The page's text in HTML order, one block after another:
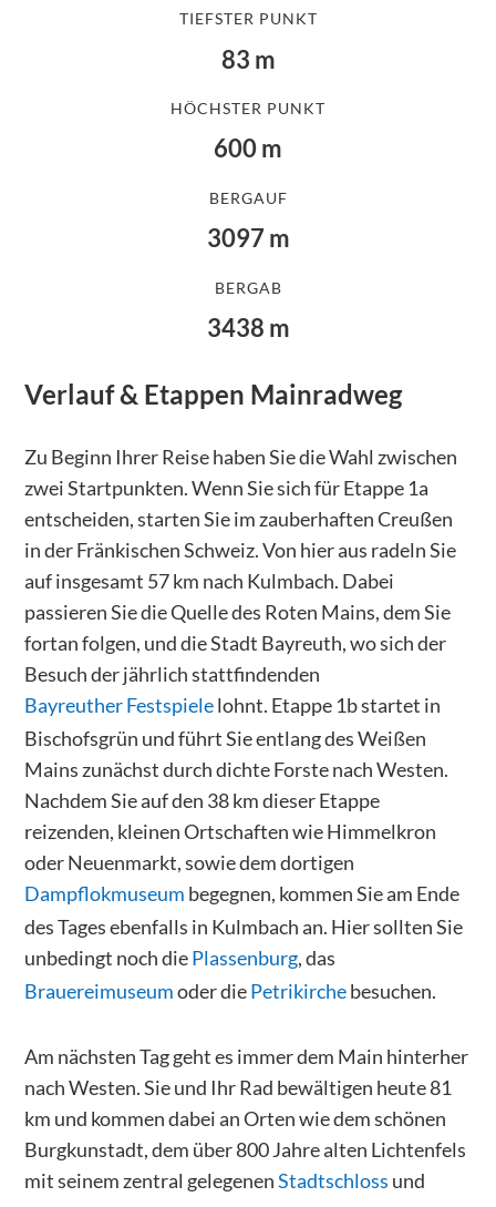
TIEFSTER PUNKT
83 m
HÖCHSTER PUNKT
600m
BERGAUF
3097 m
BERGAB
3438 m
Verlauf & Etappen Mainradweg
Zu Beginn Ihrer Reise haben Sie die Wahl zwischen
zwei Startpunkten. Wenn Sie sich für Etappe 1a
entscheiden, starten Sie im zauberhaften Creußen
in der Fränkischen Schweiz. Von hier aus radeln Sie
auf insgesamt 57 km nach Kulmbach. Dabei
passieren Sie die Quelle des Roten Mains, dem Sie
fortan folgen, und die Stadt Bayreuth, wo sich der
Besuch der jährlich stattfindenden
Bayreuther Festspielelohnt. Etappe 1b startet in
Bischofsgrün und führt Sie entlang des Weißen
Mains zunächst durch dichte Forste nach Westen.
Nachdem Sie auf den 38 km dieser Etappe
reizenden, kleinen Ortschaften wie Himmelkron
oder Neuenmarkt, sowie dem dortigen
Dampflokmuseum begegnen, kommen Sie am Ende
des Tages ebenfalls in Kulmbach an. Hier sollten Sie
unbedingt noch diePlassenburg, das
Brauereimuseumoder diePetrikirchebesuchen.
Am nächsten Tag geht es immer dem Main hinterher
nach Westen. Sie und Ihr Rad bewältigen heute 81
km und kommen dabei an Orten wie dem schönen
Burgkunstadt, dem über 800 Jahre alten Lichtenfels
mit seinem zentral gelegenenStadtschloss und